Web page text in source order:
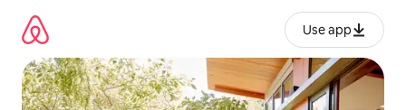
contenido
Use app